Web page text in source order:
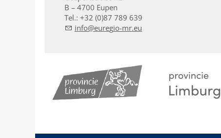
B – 4700 Eupen
Tel.: +32 (0)87 789 639
nf
r g -mr